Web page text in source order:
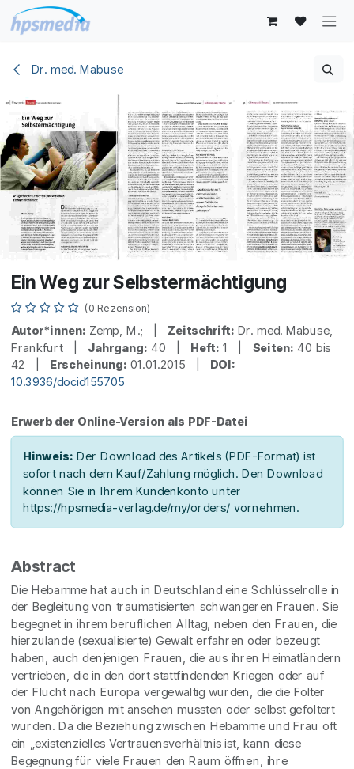
Zum Inhalt springen
Dr. med. Mabuse
Ein Weg zur Selbstermächtigung
(0 Rezension)
Autor*innen: Zemp, M.; | Zeitschrift: Dr. med. Mabuse,
Frankfurt | Jahrgang: 40 | Heft: 1 | Seiten: 40 bis
42 | Erscheinung: 01.01.2015 | DOI:
10.3936/docid155705
Erwerb der Online-Version als PDF-Datei
Hinweis: Der Download des Artikels (PDF-Format) ist
sofort nach dem Kauf/Zahlung möglich. Den Download
können Sie in Ihrem Kundenkonto unter
https://hpsmedia-verlag.de/my/orders/ vornehmen.
Abstract
Die Hebamme hat auch in Deutschland eine Schlüsselrolle in
der Begleitung von traumatisierten schwangeren Frauen. Sie
begegnet in ihrem beruflichen Alltag, neben den Frauen, die
hierzulande (sexualisierte) Gewalt erfahren oder bezeugt
haben, auch denjenigen Frauen, die aus ihren Heimatländern
vertrieben, die in den dort stattfindenden Kriegen oder auf
der Flucht nach Europa vergewaltig wurden, die die Folter
von Angehörigen mit ansehen mussten oder selbst gefoltert
wurden. Da die Beziehung zwischen Hebamme und Frau oft
ein „existenzielles Vertrauensverhältnis ist, kann diese
Begegnung für viele Frauen den Raum öffnen, ihre